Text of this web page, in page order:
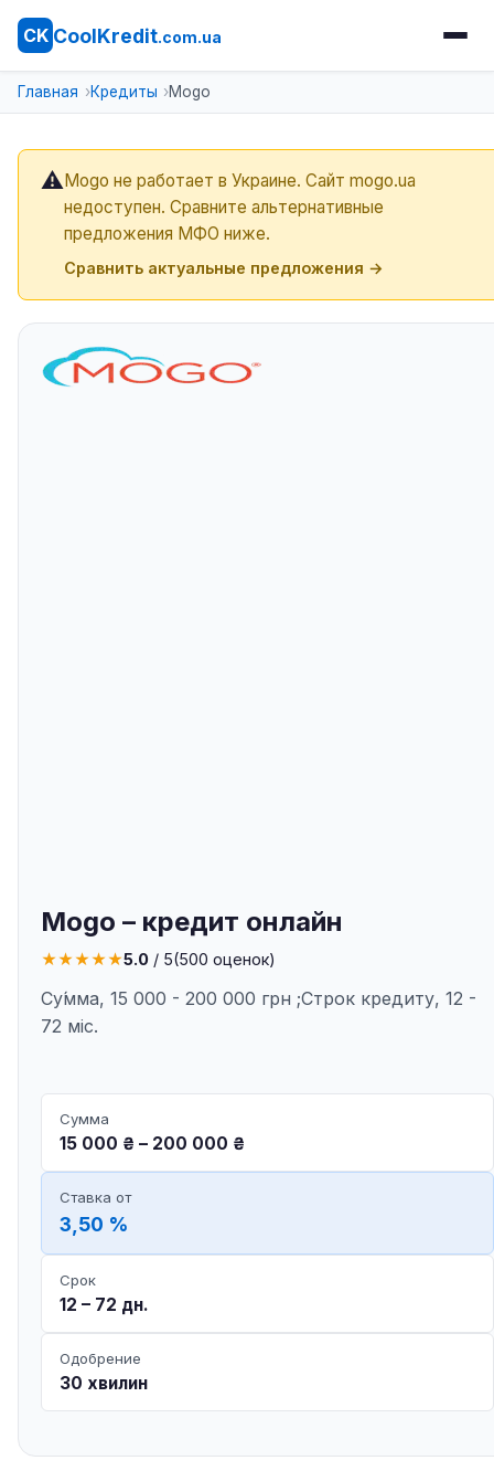
CK CoolKredit.com.ua
Главная Кредиты Mogo
⚠️Mogo не работает в Украине. Сайт mogo.ua
недоступен. Сравните альтернативные
предложения МФО ниже.
Сравнить актуальные предложения →
Mogo – кредит онлайн
★★★★★5.0 / 5(500 оценок)
Су́мма, 15 000 - 200 000 грн ;Строк кредиту, 12 -
72 міс.
Сумма
15 000 ₴ – 200 000 ₴
Ставка от
3,50 %
Срок
12 – 72 дн.
Одобрение
30 хвилин